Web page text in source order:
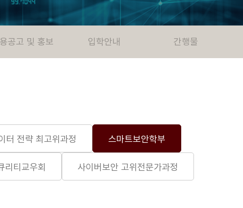
공고 및 홍보 입학안내 간행물
터 전략 최고위과정 스마트보안학부
리티교우회 사이버보안 고위전문가과정